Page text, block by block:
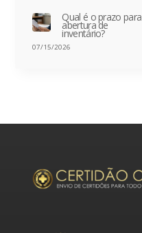
Qual é o prazo para
abertura de
inventário?
07/15/2026